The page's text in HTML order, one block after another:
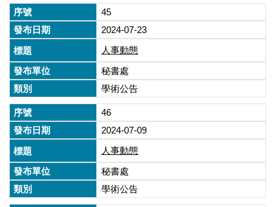
45
2024-07-23
人事動態
秘書處
學術公告
46
2024-07-09
人事動態
秘書處
學術公告